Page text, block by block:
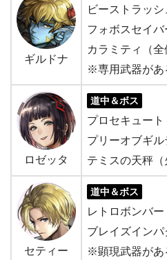
ギルドナ
ビーストラッ
フォボスセイ
カラミティ（
※専用武器があ
ロゼッタ
道中＆ボス
プロセキュー
プリーオブギ
テミスの天秤
セティー
道中＆ボス
レトロボンバ
ブレイズイン
※顕現武器があ